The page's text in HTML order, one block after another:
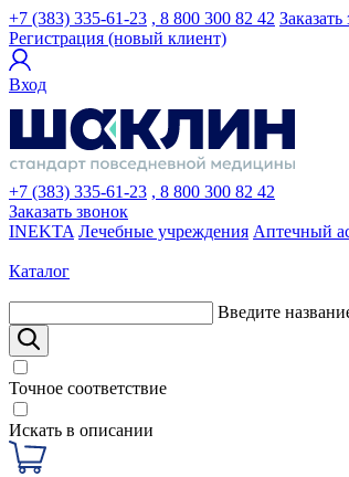
+7 (383) 335-61-23 , 8 800 300 82 42
Регистрация (новый клиент)
Вход
+7 (383) 335-61-23 , 8 800 300 82 42
Заказать звонок
INEKTA Лечебные учреждения Аптечный
Каталог
Введите
Точное соответствие
Искать в описании